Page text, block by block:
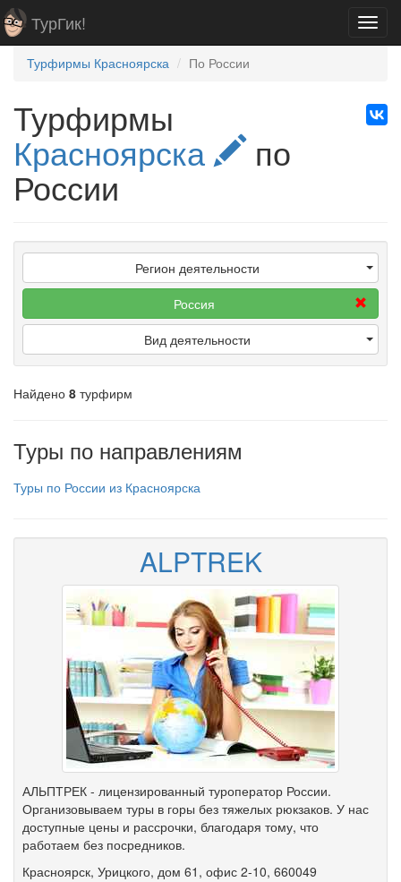
ТурГик!
Турфирмы Красноярска По России
Турфирмы
Красноярска по
России
Регион деятельности
Россия
Вид деятельности
Найдено 8 турфирм
Туры по направлениям
Туры по России из Красноярска
ALPTREK
АЛЬПТРЕК - лицензированный туроператор России.
Организовываем туры в горы без тяжелых рюкзаков. У нас
доступные цены и рассрочки, благодаря тому, что
работаем без посредников.
Красноярск, Урицкого, дом 61 , офис 2-10, 660049